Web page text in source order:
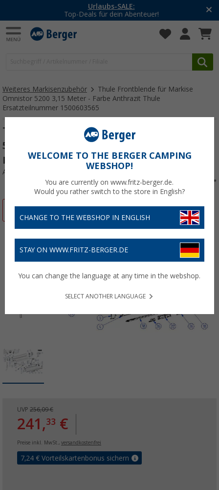
Urlaubs-SALE:
Top-Deals für dein Abenteuer!
Weiteres Markisenzubehör
Thule Frontblende für Markise
Omnistor 5200 3,15 Meter - Farbe Anthrazit Thule
Ersatzteilnummer 1500603565
Thule Frontblende für Markise Omnistor
5200 3,15 Meter - Farbe Anthrazit Thule
Ersatzteilnummer 1500603565
Art.-Nr.: 778335
UVP 256,09 €
241,33 €
Preise inkl. MwSt., versandkostenfrei
7,24 € Vorteilskartenbonus sichern
WELCOME TO THE BERGER CAMPING
WEBSHOP!
You are currently on www.fritz-berger.de.
Would you rather switch to the store in English?
CHANGE TO THE WEBSHOP IN ENGLISH
STAY ON WWW.FRITZ-BERGER.DE
You can change the language at any time in the webshop.
SELECT ANOTHER LANGUAGE